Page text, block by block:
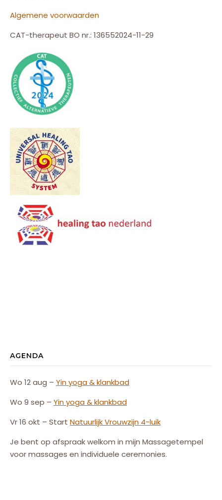
Algemene voorwaarden
CAT-therapeut BO nr.: 136552024-11-29
AGENDA
Wo 12 aug – Yin yoga & klankbad
Wo 9 sep – Yin yoga & klankbad
Vr 16 okt – Start NatuurlijkVrouwzijn 4-luik
Je bent op afspraak welkom in mijn Massagetempel
voor massages en individuele ceremonies.